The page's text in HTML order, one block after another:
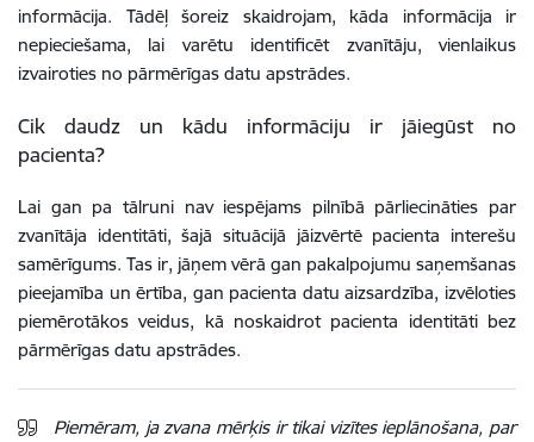
informācija. Tādēļ šoreiz skaidrojam, kāda informācija ir
nepieciešama, lai varētu identificēt zvanītāju, vienlaikus
izvairoties no pārmērīgas datu apstrādes.
Cik daudz un kādu informāciju ir jāiegūst no
pacienta?
Lai gan pa tālruni nav iespējams pilnībā pārliecināties par
zvanītāja identitāti, šajā situācijā jāizvērtē pacienta interešu
samērīgums. Tas ir, jāņem vērā gan pakalpojumu saņemšanas
pieejamība un ērtība, gan pacienta datu aizsardzība, izvēloties
piemērotākos veidus, kā noskaidrot pacienta identitāti bez
pārmērīgas datu apstrādes.
Piemēram, ja zvana mērķis ir tikai vizītes ieplānošana, par